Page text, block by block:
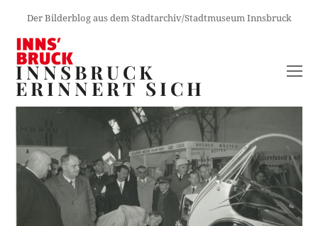
Der Bilderblog aus dem Stadtarchiv/Stadtmuseum Innsbruck
INNSBRUCK
ERINNERT SICH